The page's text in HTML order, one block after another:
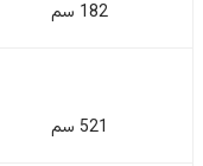
182 سم
521 سم